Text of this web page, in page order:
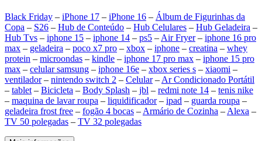
Black Friday – iPhone 17 – iPhone 16 – Álbum de Figurinhas da
Copa – S26 – Hub de Conteúdo – Hub Celulares – Hub Geladeira –
Hub Tvs – iphone 15 – iphone 14 – ps5 – Air Fryer– iphone 16 pro
max – geladeira – poco x7 pro – xbox – iphone – creatina – whey
protein – microondas – kindle – iphone 17 pro max – iphone 15 pro
max – celular samsung – iphone 16e – xbox series s – xiaomi –
ventilador– nintendo switch 2 – Celular– Ar Condicionado Portátil
– tablet – Bicicleta – Body Splash – jbl – redmi note 14 – tenis nike
– maquina de lavar roupa – liquidificador– ipad – guarda roupa –
geladeira frost free – fogão 4 bocas – Armário de Cozinha – Alexa –
TV 50 polegadas – TV 32 polegadas